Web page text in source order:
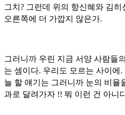
그치? 그런데 위의 항신혜와 김
오른쪽에 더 가깝지 않은가.
그러니까 우린 지금 서양 사람들
는 셈이다. 우리도 모르는 사이에
늘 할 얘기는 그러니까 눈의 비율
과로 달려가자 !! 뭐 이런 건 아니